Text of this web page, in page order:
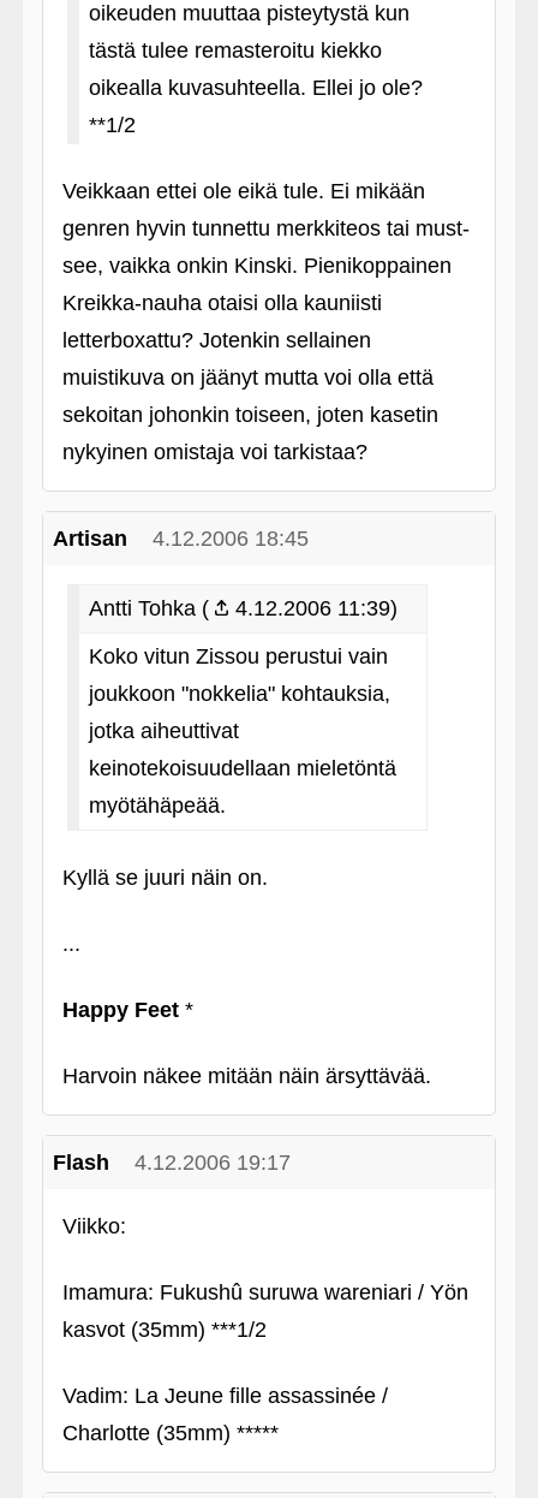
oikeuden muuttaa pisteytystä kun
tästä tulee remasteroitu kiekko
oikealla kuvasuhteella. Ellei jo ole?
**1/2
Veikkaan ettei ole eikä tule. Ei mikään
genren hyvin tunnettu merkkiteos tai must-
see, vaikka onkin Kinski. Pienikoppainen
Kreikka-nauha otaisi olla kauniisti
letterboxattu? Jotenkin sellainen
muistikuva on jäänyt mutta voi olla että
sekoitan johonkin toiseen, joten kasetin
nykyinen omistaja voi tarkistaa?
Artisan 4.12.2006 18:45
Antti Tohka (
4.12.2006 11:39)
Koko vitun Zissou perustui vain
joukkoon "nokkelia" kohtauksia,
jotka aiheuttivat
keinotekoisuudellaan mieletöntä
myötähäpeää.
Kyllä se juuri näin on.
...
Happy Feet*
Harvoin näkee mitään näin ärsyttävää.
Flash 4.12.2006 19:17
Viikko:
Imamura: Fukushû suruwa wareniari / Yön
kasvot (35mm) ***1/2
Vadim: La Jeune fille assassinée /
Charlotte (35mm) *****